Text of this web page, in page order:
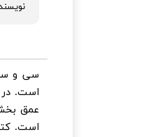
سی و سه
است. در
عمق
است.